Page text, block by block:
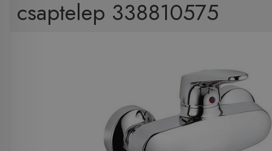
csaptelep 338810575